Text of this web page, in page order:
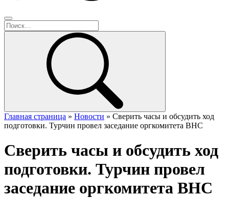
Главная страница » Новости » Сверить часы и обсудить ход
подготовки. Турчин провел заседание оргкомитета ВНС
Сверить часы и обсудить ход
подготовки. Турчин провел
заседание оргкомитета ВНС